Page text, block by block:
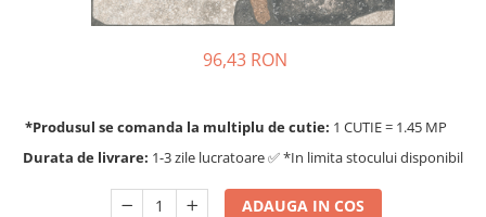
96,43 RON
*Produsul se comanda la multiplu de cutie: 1 CUTIE = 1.45 MP
Durata de livrare: 1-3 zile lucratoare ✅ *In limita stocului disponibil
ADAUGA IN COS